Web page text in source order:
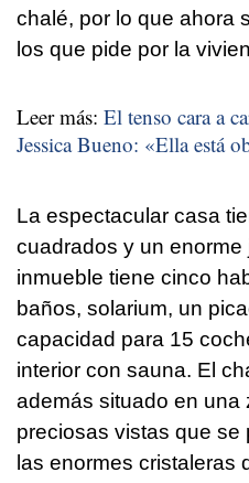
chalé, por lo que ahora
los que pide por la
Leer más: El tenso cara a
Jessica Bueno: «Ella está
La espectacular casa
cuadrados y un
inmueble tiene cinco
baños, solarium, un
capacidad para 15
interior con sauna. El
además situado en una
preciosas vistas que se
las enormes cristaleras